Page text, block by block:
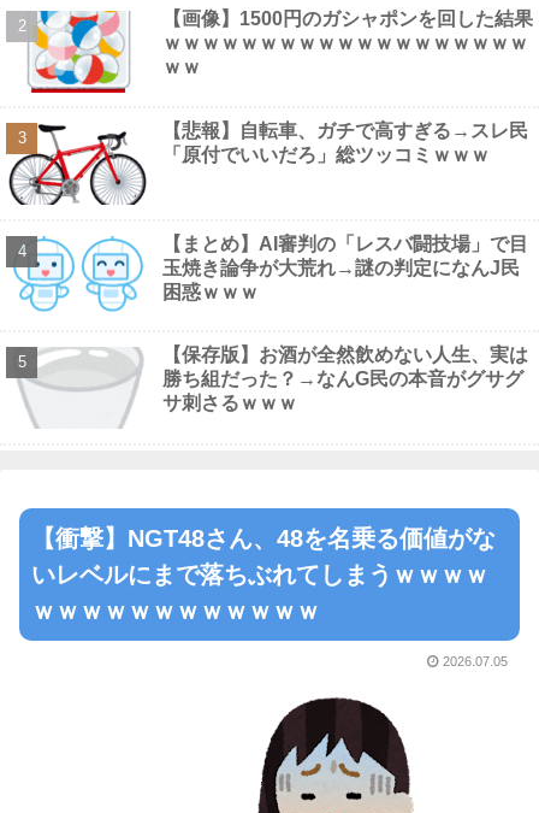
【衝撃】清水アキラさんの息子・清水良太郎さん死去で落語家・
柳家小はださんが「いじめ」「暴行」被害告発・・・・・・・・・
NEW!
【動画】 三上悠亜さん、乳首ポロリしたまま平常心を装うｗｗｗ
ｗｗｗ
Powered by livedoor 相互RSS
【画像】1500円のガシャポンを回した結果
ｗｗｗｗｗｗｗｗｗｗｗｗｗｗｗｗｗｗｗ
ｗｗ
【悲報】自転車、ガチで高すぎる→スレ民
「原付でいいだろ」総ツッコミｗｗｗ
【まとめ】AI審判の「レスバ闘技場」で目
玉焼き論争が大荒れ→謎の判定になんJ民
困惑ｗｗｗ
【保存版】お酒が全然飲めない人生、実は
勝ち組だった？→なんG民の本音がグサグ
サ刺さるｗｗｗ
【衝撃】NGT48さん、48を名乗る価値がな
いレベルにまで落ちぶれてしまうｗｗｗｗ
ｗｗｗｗｗｗｗｗｗｗｗｗ
2026.07.05